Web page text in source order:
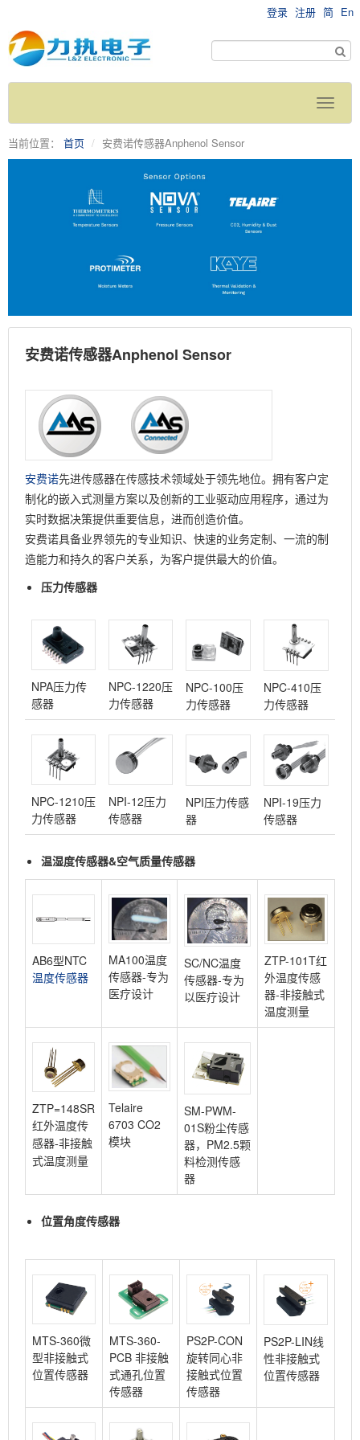
登录 注册 简 En
当前位置： 首页 安费诺传感器Anphenol Sensor
安费诺传感器Anphenol Sensor
安费诺先进传感器在传感技术领域处于领先地位。拥有客户定
制化的嵌入式测量方案以及创新的工业驱动应用程序，通过为
实时数据决策提供重要信息，进而创造价值。
安费诺具备业界领先的专业知识、快速的业务定制、一流的制
造能力和持久的客户关系，为客户提供最大的价值。
压力传感器
NPA压力传
感器
NPC-1220压
力传感器
NPC-100压
力传感器
NPC-410压
力传感器
NPC-1210压
力传感器
NPI-12压力
传感器
NPI压力传感
器
NPI-19压力
传感器
温湿度传感器&空气质量传感器
AB6型NTC
温度传感器
MA100温度
传感器-专为
医疗设计
SC/NC温度
传感器-专为
以医疗设计
ZTP-101T红
外温度传感
器-非接触式
温度测量
ZTP=148SR
红外温度传
感器-非接触
式温度测量
Telaire
6703 CO2
模块
SM-PWM-
01S粉尘传感
器，PM2.5颗
料检测传感
器
位置角度传感器
MTS-360微
型非接触式
位置传感器
MTS-360-
PCB 非接触
式通孔位置
传感器
PS2P-CON
旋转同心非
接触式位置
传感器
PS2P-LIN线
性非接触式
位置传感器